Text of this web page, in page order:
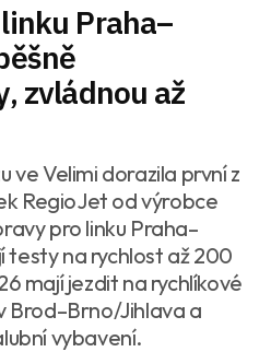
Praha–
zvládnou až
ve Velimi dorazila první z
RegioJet od výrobce
pro linku Praha–
testy na rychlost až 200
mají jezdit na rychlíkové
Brod–Brno/Jihlava a
vybavení.